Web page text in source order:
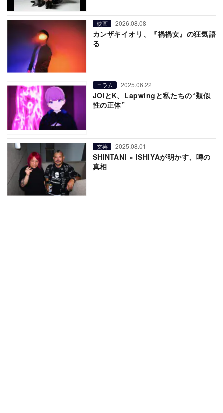
映画 2026.08.08
カンザキイオリ、『禍禍女』の狂気語
る
コラム 2025.06.22
JOIとK、Lapwingと私たちの“類似
性の正体”
文芸 2025.08.01
SHINTANI × ISHIYAが明かす、噂の
真相